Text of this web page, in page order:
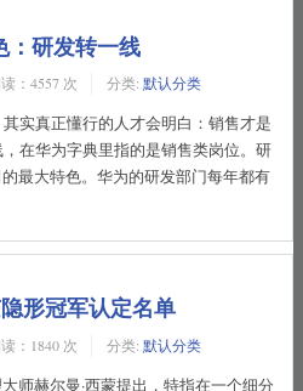
：研发转一线
：4557 次 分类: 默认分类
实真正懂行的人才会明白：销售才是
在华为字典里指的是销售类岗位。研
最大特色。华为的研发部门每年都有
形冠军认定名单
：1840 次 分类: 默认分类
师赫尔曼·西蒙提出，特指在一个细分